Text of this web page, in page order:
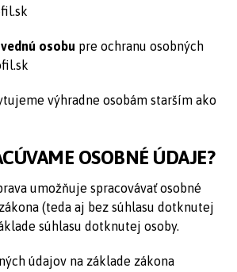
osobu pre ochranu osobných
výhradne osobám starším ako
OSOBNÉ ÚDAJE?
umožňuje spracovávať osobné
(teda aj bez súhlasu dotknutej
súhlasu dotknutej osoby.
údajov na základe zákona